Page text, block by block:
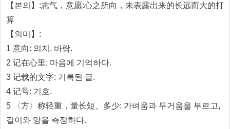
【본의】:志气，意愿:心之所向，未表露出来的长远而大的打
算
【의미】:
1 意向: 의지, 바람.
2 记在心里: 마음에 기억하다.
3 记载的文字: 기록된 글.
4 记号: 기호.
5 〈方〉称轻重，量长短、多少: 가벼움과 무거움을 부르고,
길이와 양을 측정하다.